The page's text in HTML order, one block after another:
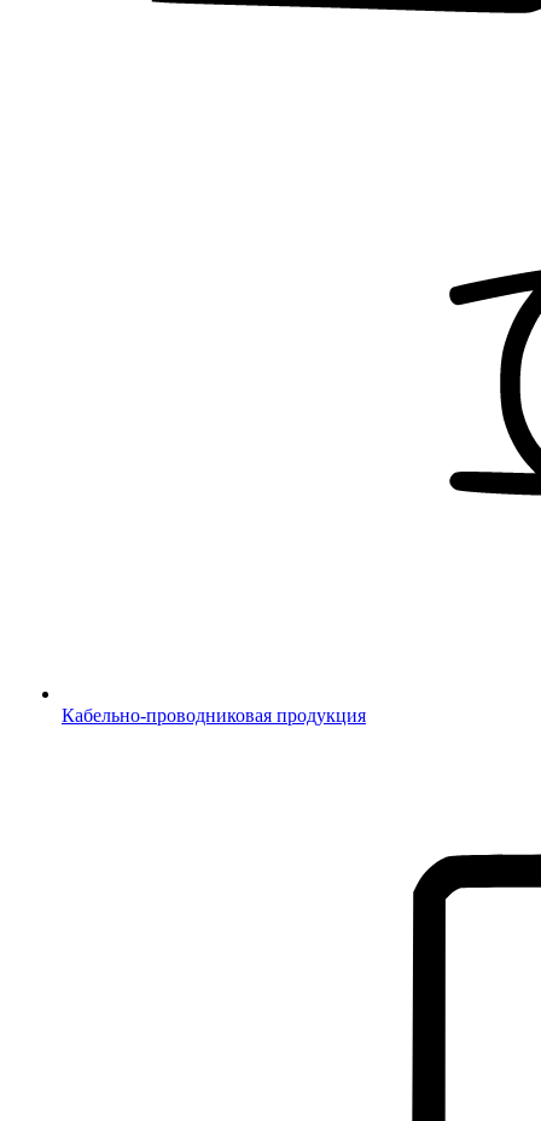
Кабельно-проводниковая продукция